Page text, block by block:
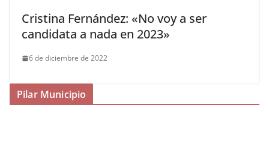
Cristina Fernández: «No voy a ser
candidata a nada en 2023»
6 de diciembre de 2022
Pilar Municipio